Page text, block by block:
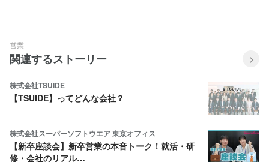
営業
関連するストーリー
株式会社TSUIDE
【TSUIDE】ってどんな会社？
株式会社スーパーソフトウエア 東京オフィス
【新卒座談会】新卒営業の本音トーク！就活・研
修・会社のリアル…